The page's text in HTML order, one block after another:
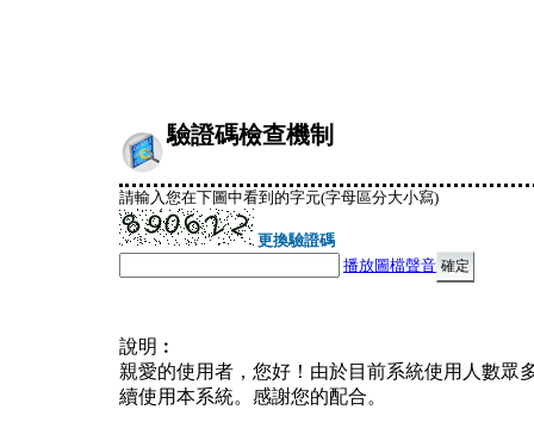
驗證碼檢查機制
請輸入您在下圖中看到的字元(字母區分大小寫)
更換驗證碼
播放圖檔聲音
說明︰
親愛的使用者，您好！由於目前系統使用人數眾
續使用本系統。感謝您的配合。